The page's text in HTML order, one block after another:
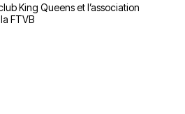
King Queens et l’association
FTVB